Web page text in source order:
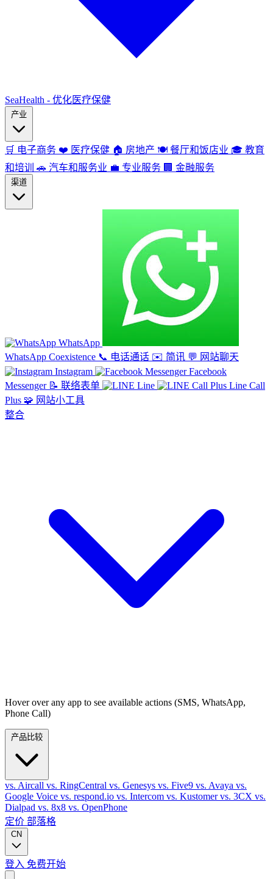
SeaHealth - 优化医疗保健
🛒 电子商务 ❤️ 医疗保健 🏠 房地产 🍽️ 餐厅和饭店业 🎓 教育
和培训 🚗 汽车和服务业 💼 专业服务 🏢 金融服务
WhatsApp
WhatsApp Coexistence 📞 电话通话 ✉️ 简讯 💬 网站聊天
Instagram
Facebook
Messenger 📝 联络表单 Line
Line Call
Plus 🧩 网站小工具
整合
Hover over any app to see available actions (SMS, WhatsApp,
Phone Call)
vs. Aircall vs. RingCentral vs. Genesys vs. Five9 vs. Avaya vs.
Google Voice vs. respond.io vs. Intercom vs. Kustomervs. 3CX vs.
Dialpad vs. 8x8 vs. OpenPhone
定价 部落格
CN
登入 免费开始